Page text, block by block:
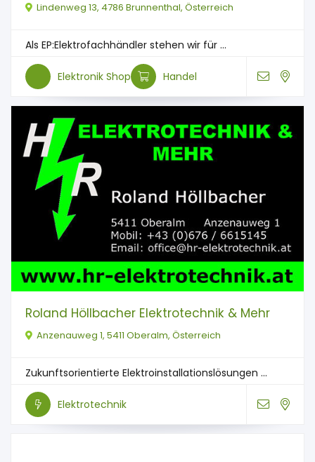
Lindenweg 13, 4786 Brunnenthal, Österreich
Als EP:Elektrofachhändler stehen wir für ...
Elektronik Shop Handel
Roland Höllbacher Elektrotechnik & Mehr
Anzenauweg 1, 5411 Oberalm, Österreich
Zukunftsorientierte Elektroinstallationslösungen ...
Elektrotechnik